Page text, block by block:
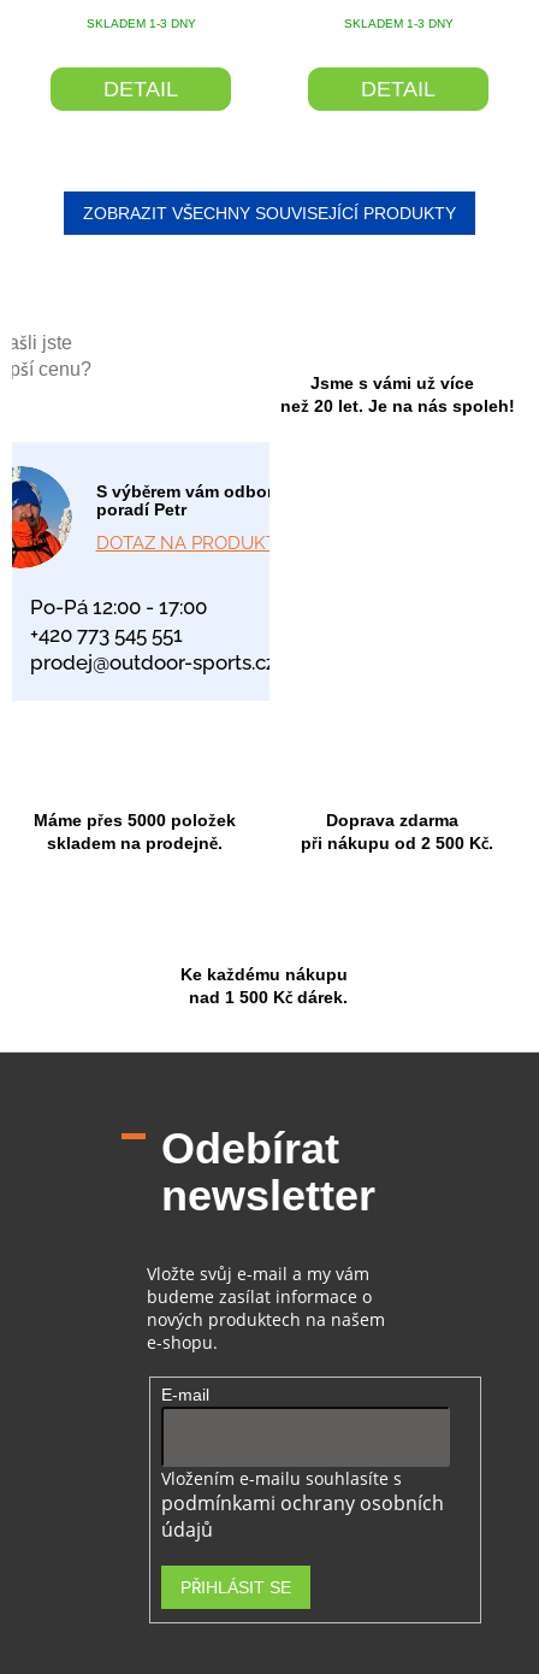
jste
cenu?
S výběrem vám odborně
poradí Petr
DOTAZ NA PRODUKT
Po-Pá 12:00 - 17:00
+420 773 545 551
prodej@outdoor-sports.cz
Jsme s vámi už více
než 20 let. Je na nás spoleh!
Máme přes 5000 položek
skladem na prodejně.
Doprava zdarma
při nákupu od 2 500 Kč.
Ke každému nákupu
nad 1 500 Kč dárek.
SKLADEM 1-3 DNY
DETAIL
produktu
SKLADEM 1-3 DNY
DETAIL
ZOBRAZIT VŠECHNY SOUVISEJÍCÍ PRODUKTY
Odebírat
newsletter
Vložte svůj e-mail a my vám
budeme zasílat informace o
nových produktech na našem
e-shopu.
E-mail
Vložením e-mailu souhlasíte s
podmínkami ochrany osobních
údajů
PŘIHLÁSIT SE